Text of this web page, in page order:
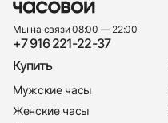
Мы на связи 08:00 — 22:00
+7 916 221-22-37
Купить
Мужские часы
Женские часы